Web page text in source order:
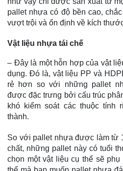
pallet nhựa có độ bền cao,
vượt trội và ổn định về kích
Vật liệu nhựa tái chế
– Đây là một hỗn hợp của vật
dụng. Đó là, vật liệu PP và
rẻ hơn so với những pallet
được đặc trưng bởi cấu trúc
khó kiểm soát các thuộc tính
thành.
So với pallet nhựa được làm từ
chất, những pallet này có tuổi
chọn một vật liệu cụ thể sẽ